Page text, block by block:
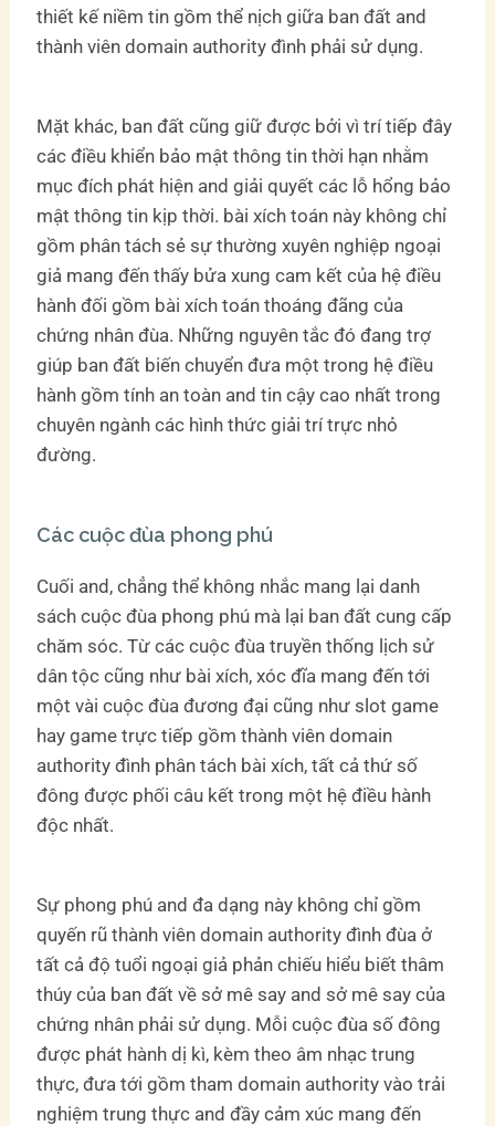
thiết kế niềm tin gồm thể nịch giữa ban đất and
thành viên domain authority đình phải sử dụng.
Mặt khác, ban đất cũng giữ được bởi vì trí tiếp đây
các điều khiển bảo mật thông tin thời hạn nhằm
mục đích phát hiện and giải quyết các lỗ hổng bảo
mật thông tin kịp thời. bài xích toán này không chỉ
gồm phân tách sẻ sự thường xuyên nghiệp ngoại
giả mang đến thấy bửa xung cam kết của hệ điều
hành đối gồm bài xích toán thoáng đãng của
chứng nhân đùa. Những nguyên tắc đó đang trợ
giúp ban đất biến chuyển đưa một trong hệ điều
hành gồm tính an toàn and tin cậy cao nhất trong
chuyên ngành các hình thức giải trí trực nhỏ
đường.
Các cuộc đùa phong phú
Cuối and, chẳng thể không nhắc mang lại danh
sách cuộc đùa phong phú mà lại ban đất cung cấp
chăm sóc. Từ các cuộc đùa truyền thống lịch sử
dân tộc cũng như bài xích, xóc đĩa mang đến tới
một vài cuộc đùa đương đại cũng như slot game
hay game trực tiếp gồm thành viên domain
authority đình phân tách bài xích, tất cả thứ số
đông được phối câu kết trong một hệ điều hành
độc nhất.
Sự phong phú and đa dạng này không chỉ gồm
quyến rũ thành viên domain authority đình đùa ở
tất cả độ tuổi ngoại giả phản chiếu hiểu biết thâm
thúy của ban đất về sở mê say and sở mê say của
chứng nhân phải sử dụng. Mỗi cuộc đùa số đông
được phát hành dị kì, kèm theo âm nhạc trung
thực, đưa tới gồm tham domain authority vào trải
nghiệm trung thực and đầy cảm xúc mang đến